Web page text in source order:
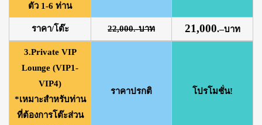
ตัว 1-6 ท่าน
ราคา/โต๊ะ 22,000.-บาท 21,000.–บาท
3.Private VIP
Lounge (VIP1-
VIP4)
*เหมาะสำหรับท่าน
ที่ต้องการโต๊ะส่วน
ราคาปรกติ โปรโมชั่น!